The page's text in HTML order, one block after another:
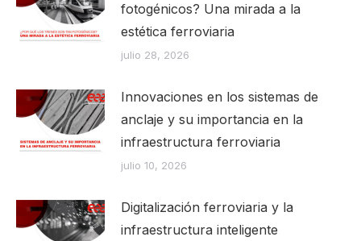
fotogénicos? Una mirada a la
estética ferroviaria
julio 28, 2026
Innovaciones en los sistemas de
anclaje y su importancia en la
infraestructura ferroviaria
julio 10, 2026
Digitalización ferroviaria y la
infraestructura inteligente